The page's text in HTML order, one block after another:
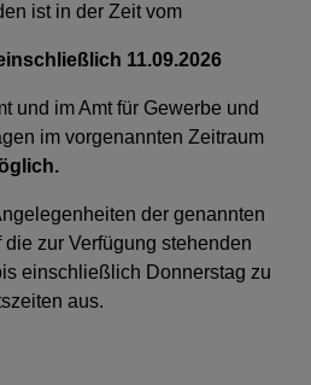
ist in der Zeit vom
11.09.2026
und im Amt für Gewerbe und
im vorgenannten Zeitraum
der genannten
zur Verfügung stehenden
einschließlich Donnerstag zu
aus.